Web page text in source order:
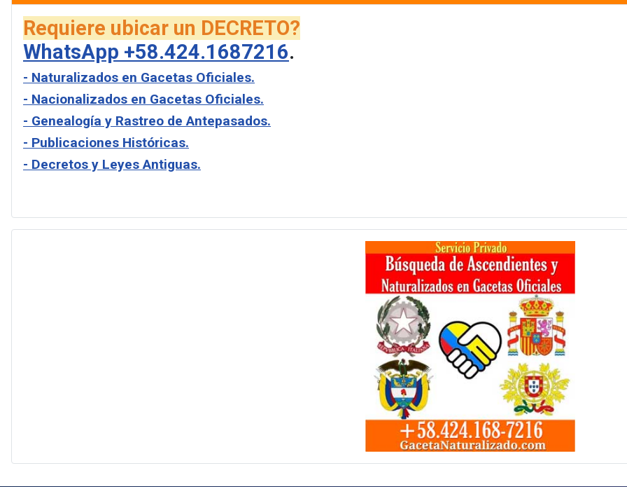
Requiere ubicar un DECRETO?
WhatsApp +58.424.1687216.
- Naturalizados en Gacetas Oficiales.
- Nacionalizados en Gacetas Oficiales.
- Genealogía y Rastreo de Antepasados.
- Publicaciones Históricas.
- Decretos y Leyes Antiguas.